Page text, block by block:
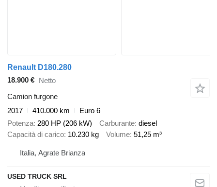
Renault D180.280
18.900 € Netto
Camion furgone
2017
410.000 km
Euro 6
Potenza 280 HP (206 kW) Carburante diesel
Capacità di carico 10.230 kg Volume 51,25 m³
Italia, Agrate Brianza
USED TRUCK SRL